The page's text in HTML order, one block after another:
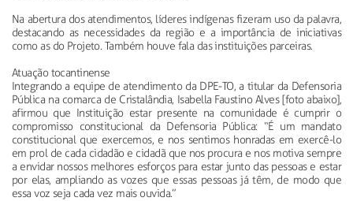
Na abertura dos atendimentos, líderes indígenas fizeram uso da palavra,
destacando as necessidades da região e a importância de iniciativas
como as do Projeto. Também houve fala das instituições parceiras.
Atuação tocantinense
Integrando a equipe de atendimento da DPE-TO, a titular da Defensoria
Pública na comarca de Cristalândia, Isabella Faustino Alves [foto abaixo],
afirmou que Instituição estar presente na comunidade é cumprir o
compromisso constitucional da Defensoria Pública: “É um mandato
constitucional que exercemos, e nos sentimos honradas em exercê-lo
em prol de cada cidadão e cidadã que nos procura e nos motiva sempre
a envidar nossos melhores esforços para estar junto das pessoas e estar
por elas, ampliando as vozes que essas pessoas já têm, de modo que
essa voz seja cada vez mais ouvida.”